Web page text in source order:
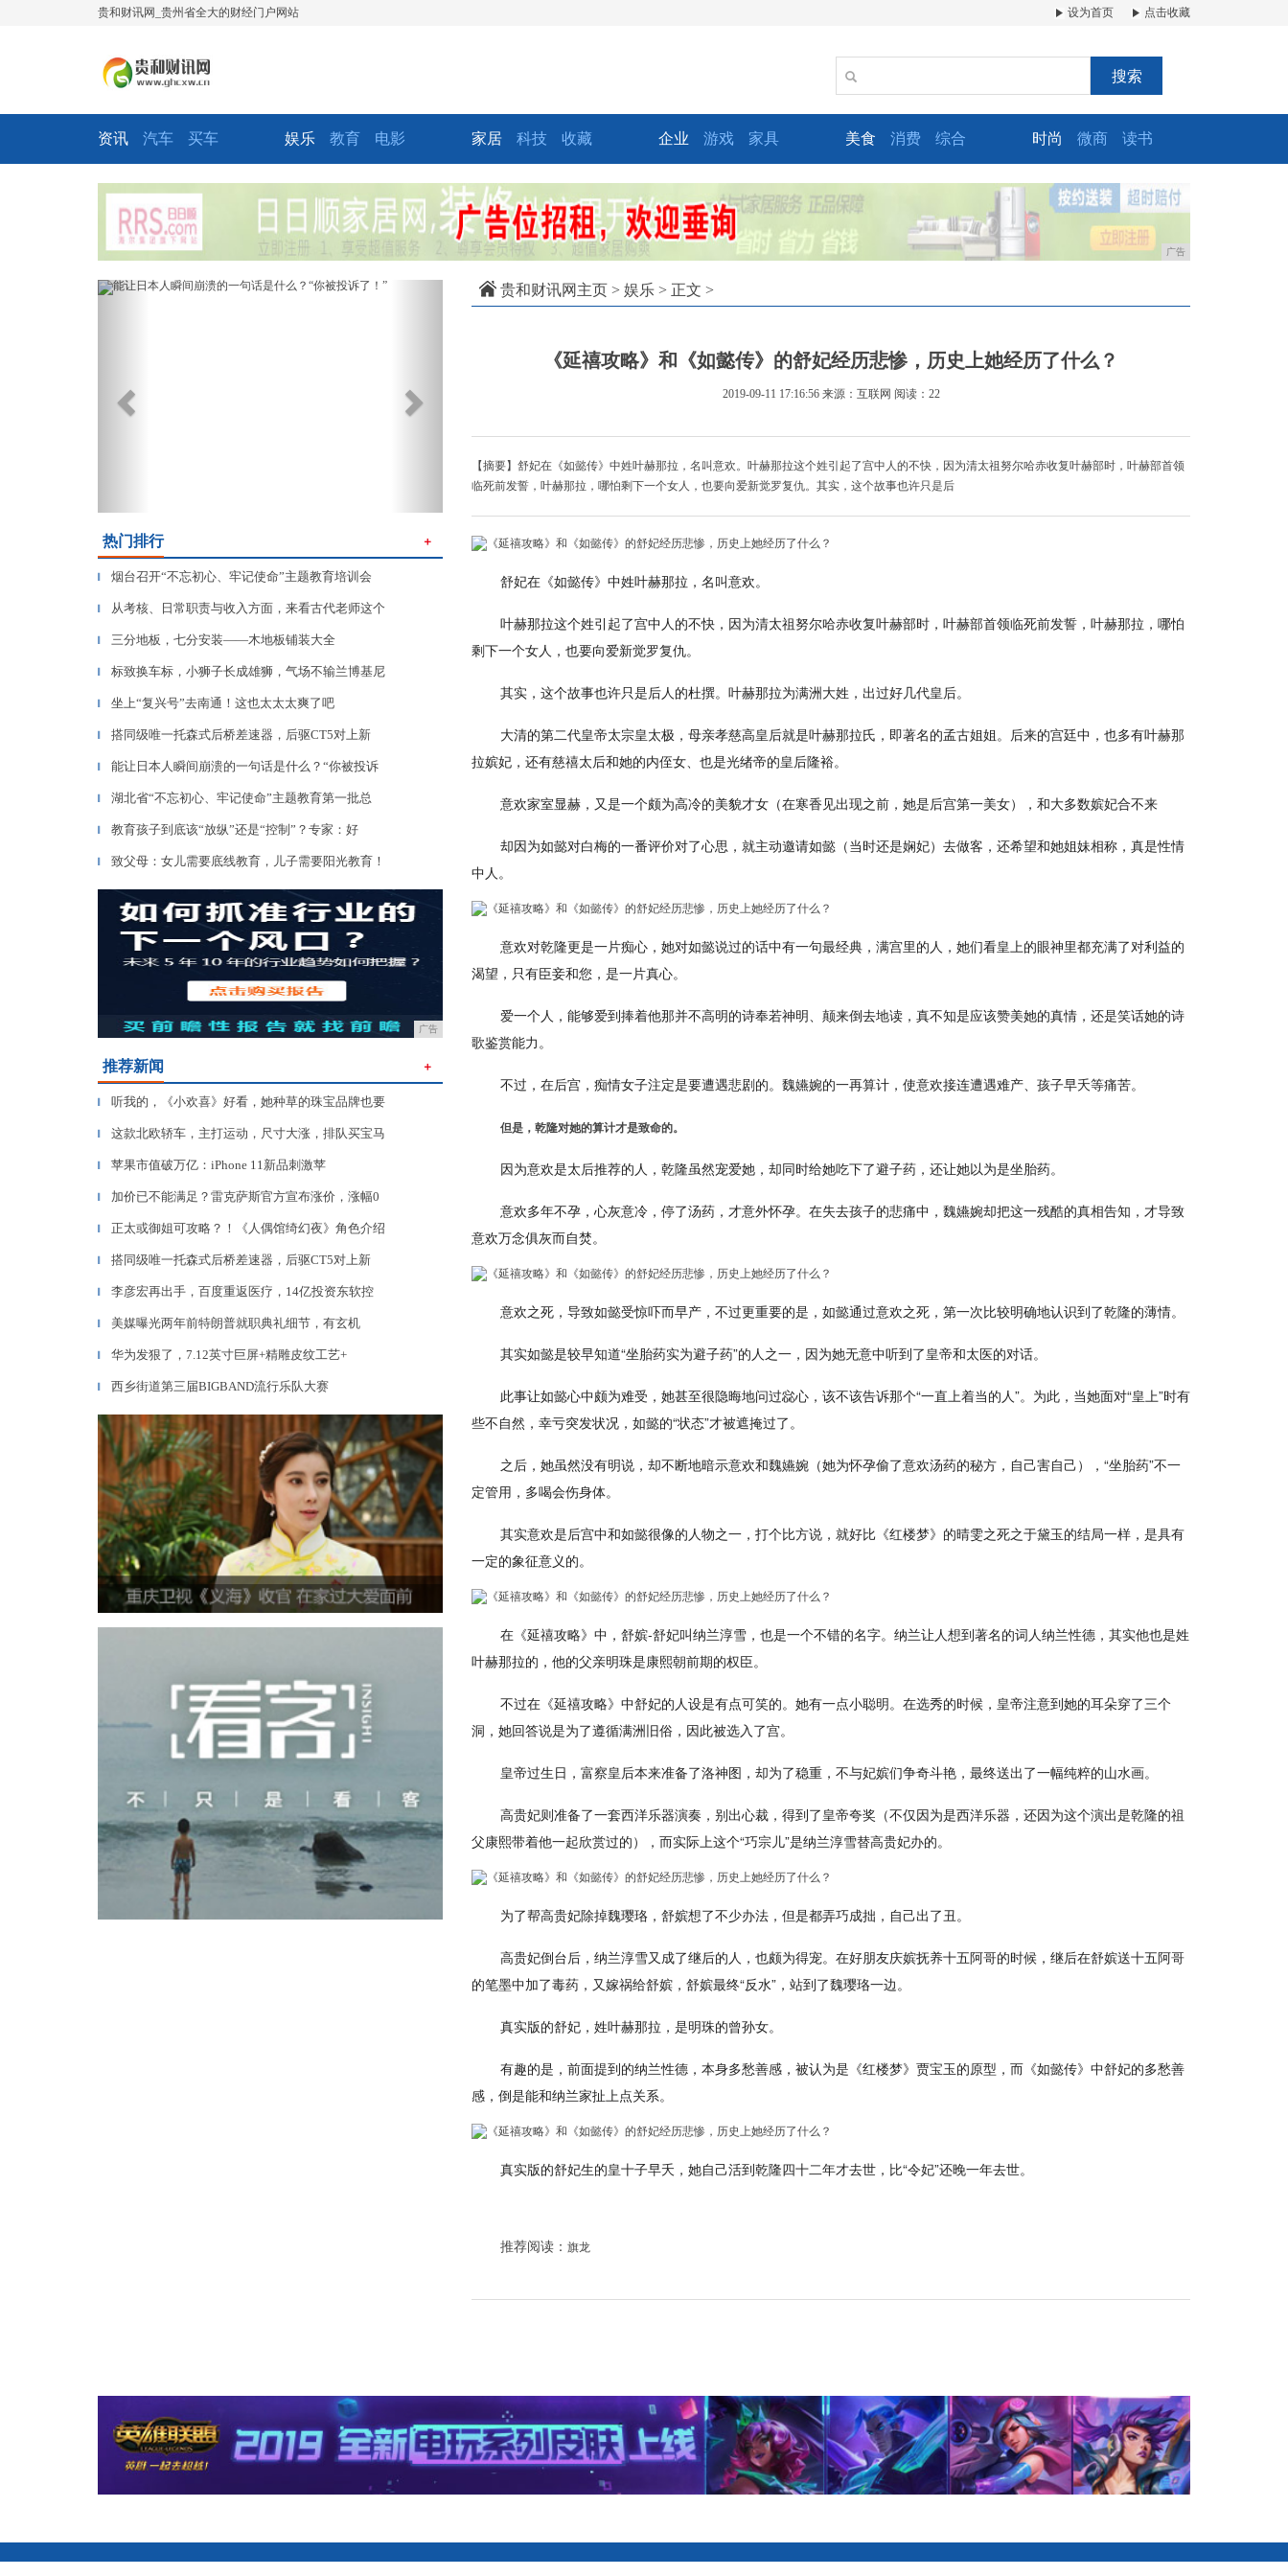
贵和财讯网_贵州省全大的财经门户网站 设为首页 点击收藏
搜索
资讯 汽车 买车 娱乐 教育 电影 家居 科技 收藏 企业 游戏 家具 美食 消费 综合 时尚 微商 读书
广告
Previous
热门排行 ＋
▎ 烟台召开“不忘初心、牢记使命”主题教育培训会
▎ 从考核、日常职责与收入方面，来看古代老师这个
▎ 三分地板，七分安装——木地板铺装大全
▎ 标致换车标，小狮子长成雄狮，气场不输兰博基尼
▎ 坐上“复兴号”去南通！这也太太太爽了吧
▎ 搭同级唯一托森式后桥差速器，后驱CT5对上新
▎ 能让日本人瞬间崩溃的一句话是什么？“你被投诉
▎ 湖北省“不忘初心、牢记使命”主题教育第一批总
▎ 教育孩子到底该“放纵”还是“控制”？专家：好
▎ 致父母：女儿需要底线教育，儿子需要阳光教育！
广告
推荐新闻 ＋
▎ 听我的，《小欢喜》好看，她种草的珠宝品牌也要
▎ 这款北欧轿车，主打运动，尺寸大涨，排队买宝马
▎ 苹果市值破万亿：iPhone 11新品刺激苹
▎ 加价已不能满足？雷克萨斯官方宣布涨价，涨幅0
▎ 正太或御姐可攻略？！《人偶馆绮幻夜》角色介绍
▎ 搭同级唯一托森式后桥差速器，后驱CT5对上新
▎ 李彦宏再出手，百度重返医疗，14亿投资东软控
▎ 美媒曝光两年前特朗普就职典礼细节，有玄机
▎ 华为发狠了，7.12英寸巨屏+精雕皮纹工艺+
▎ 西乡街道第三届BIGBAND流行乐队大赛
贵和财讯网主页 > 娱乐 > 正文 >
《延禧攻略》和《如懿传》的舒妃经历悲惨，历史上她经历了什么？
2019-09-11 17:16:56 来源：互联网 阅读：22
【摘要】舒妃在《如懿传》中姓叶赫那拉，名叫意欢。叶赫那拉这个姓引起了宫中人的不快，因为清太祖努尔哈赤收复叶赫部时，叶赫部首领
临死前发誓，叶赫那拉，哪怕剩下一个女人，也要向爱新觉罗复仇。其实，这个故事也许只是后
舒妃在《如懿传》中姓叶赫那拉，名叫意欢。
叶赫那拉这个姓引起了宫中人的不快，因为清太祖努尔哈赤收复叶赫部时，叶赫部首领临死前发誓，叶赫那拉，哪怕
剩下一个女人，也要向爱新觉罗复仇。
其实，这个故事也许只是后人的杜撰。叶赫那拉为满洲大姓，出过好几代皇后。
大清的第二代皇帝太宗皇太极，母亲孝慈高皇后就是叶赫那拉氏，即著名的孟古姐姐。后来的宫廷中，也多有叶赫那
拉嫔妃，还有慈禧太后和她的内侄女、也是光绪帝的皇后隆裕。
意欢家室显赫，又是一个颇为高冷的美貌才女（在寒香见出现之前，她是后宫第一美女），和大多数嫔妃合不来
却因为如懿对白梅的一番评价对了心思，就主动邀请如懿（当时还是娴妃）去做客，还希望和她姐妹相称，真是性情
中人。
意欢对乾隆更是一片痴心，她对如懿说过的话中有一句最经典，满宫里的人，她们看皇上的眼神里都充满了对利益的
渴望，只有臣妾和您，是一片真心。
爱一个人，能够爱到捧着他那并不高明的诗奉若神明、颠来倒去地读，真不知是应该赞美她的真情，还是笑话她的诗
歌鉴赏能力。
不过，在后宫，痴情女子注定是要遭遇悲剧的。魏嬿婉的一再算计，使意欢接连遭遇难产、孩子早夭等痛苦。
但是，乾隆对她的算计才是致命的。
因为意欢是太后推荐的人，乾隆虽然宠爱她，却同时给她吃下了避子药，还让她以为是坐胎药。
意欢多年不孕，心灰意冷，停了汤药，才意外怀孕。在失去孩子的悲痛中，魏嬿婉却把这一残酷的真相告知，才导致
意欢万念俱灰而自焚。
意欢之死，导致如懿受惊吓而早产，不过更重要的是，如懿通过意欢之死，第一次比较明确地认识到了乾隆的薄情。
其实如懿是较早知道“坐胎药实为避子药”的人之一，因为她无意中听到了皇帝和太医的对话。
此事让如懿心中颇为难受，她甚至很隐晦地问过惢心，该不该告诉那个“一直上着当的人”。为此，当她面对“皇上”时有
些不自然，幸亏突发状况，如懿的“状态”才被遮掩过了。
之后，她虽然没有明说，却不断地暗示意欢和魏嬿婉（她为怀孕偷了意欢汤药的秘方，自己害自己），“坐胎药”不一
定管用，多喝会伤身体。
其实意欢是后宫中和如懿很像的人物之一，打个比方说，就好比《红楼梦》的晴雯之死之于黛玉的结局一样，是具有
一定的象征意义的。
在《延禧攻略》中，舒嫔-舒妃叫纳兰淳雪，也是一个不错的名字。纳兰让人想到著名的词人纳兰性德，其实他也是姓
叶赫那拉的，他的父亲明珠是康熙朝前期的权臣。
不过在《延禧攻略》中舒妃的人设是有点可笑的。她有一点小聪明。在选秀的时候，皇帝注意到她的耳朵穿了三个
洞，她回答说是为了遵循满洲旧俗，因此被选入了宫。
皇帝过生日，富察皇后本来准备了洛神图，却为了稳重，不与妃嫔们争奇斗艳，最终送出了一幅纯粹的山水画。
高贵妃则准备了一套西洋乐器演奏，别出心裁，得到了皇帝夸奖（不仅因为是西洋乐器，还因为这个演出是乾隆的祖
父康熙带着他一起欣赏过的），而实际上这个“巧宗儿”是纳兰淳雪替高贵妃办的。
为了帮高贵妃除掉魏璎珞，舒嫔想了不少办法，但是都弄巧成拙，自己出了丑。
高贵妃倒台后，纳兰淳雪又成了继后的人，也颇为得宠。在好朋友庆嫔抚养十五阿哥的时候，继后在舒嫔送十五阿哥
的笔墨中加了毒药，又嫁祸给舒嫔，舒嫔最终“反水”，站到了魏璎珞一边。
真实版的舒妃，姓叶赫那拉，是明珠的曾孙女。
有趣的是，前面提到的纳兰性德，本身多愁善感，被认为是《红楼梦》贾宝玉的原型，而《如懿传》中舒妃的多愁善
感，倒是能和纳兰家扯上点关系。
真实版的舒妃生的皇十子早夭，她自己活到乾隆四十二年才去世，比“令妃”还晚一年去世。
推荐阅读： 旗龙